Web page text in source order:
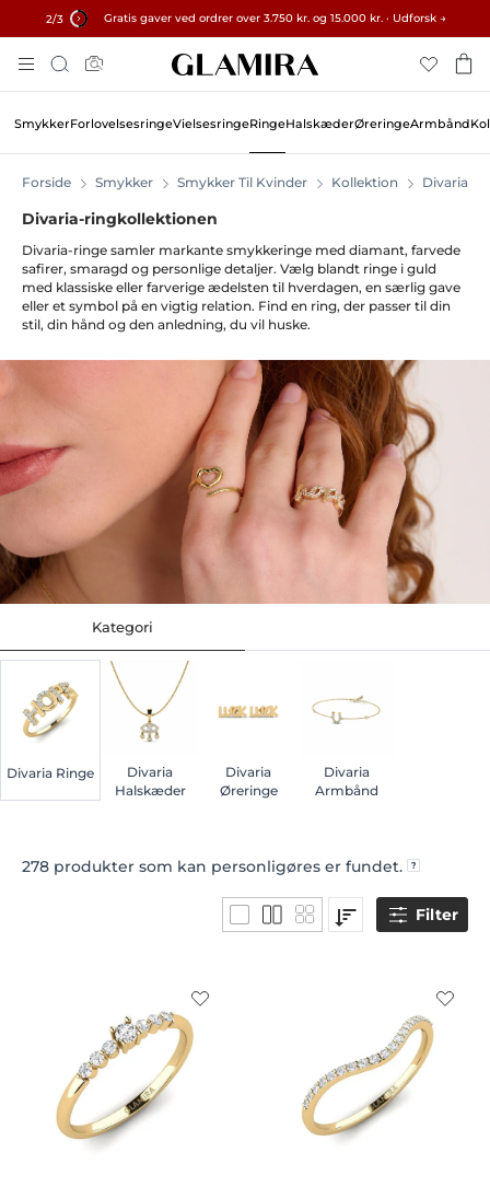
2/3 15% på alle ordrer →
Gratis gaver ved ordrer over 3.750 kr. og 15.000 kr. · Udforsk →
✓ 60-dages returret ✓ Gratis tilpasning
To
Content
Søg
SmykkerForlovelsesringeVielsesringeRingeHalskæderØreringeArmbånd
Forside Smykker Smykker Til Kvinder Kollektion Divaria
Divaria-ringkollektionen
Divaria-ringe samler markante smykkeringe med diamant, farvede
safirer, smaragd og personlige detaljer. Vælg blandt ringe i guld
med klassiske eller farverige ædelsten til hverdagen, en særlig gave
eller et symbol på en vigtig relation. Find en ring, der passer til din
stil, din hånd og den anledning, du vil huske.
Kategori
Divaria Ringe
Divaria
Halskæder
Divaria
Øreringe
Divaria
Armbånd
278 produkter som kan personligøres er fundet.
Filter